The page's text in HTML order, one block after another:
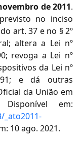
de 2011.
no inciso
art. 37 e no § 2º
altera a Lei nº
revoga a Lei nº
da Lei nº
e dá outras
da União em
em:
10 ago. 2021.